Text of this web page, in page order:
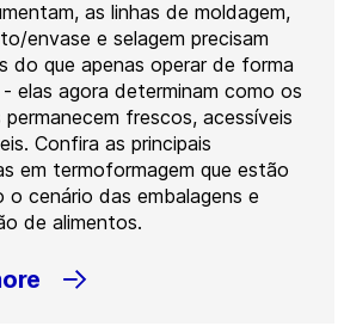
as linhas de moldagem,
envase e selagem precisam
do que apenas operar de forma
elas agora determinam como os
permanecem frescos, acessíveis
Confira as principais
em termoformagem que estão
o cenário das embalagens e
de alimentos.